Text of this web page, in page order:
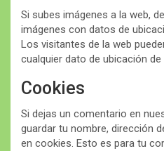
Si subes imágenes a la web,
imágenes con datos de
Los visitantes de la web
cualquier dato de ubicación
Cookies
Si dejas un comentario en
guardar tu nombre, dirección
en cookies. Esto es para tu